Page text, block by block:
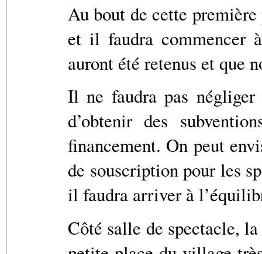
Au bout de cette
et il faudra commencer
auront été retenus et que
Il ne faudra pas
d’obtenir des
financement. On peut
de souscription pour les
il faudra arriver à
Côté salle de spectacle,